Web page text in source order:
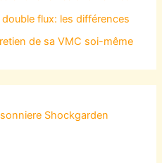
flux: les différences
de sa VMC soi-même
Shockgarden